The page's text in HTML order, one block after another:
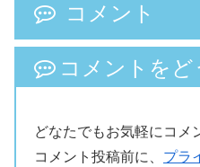
コメント
コメントをど
どなたでもお気軽にコメ
コメント投稿前に、 プラ